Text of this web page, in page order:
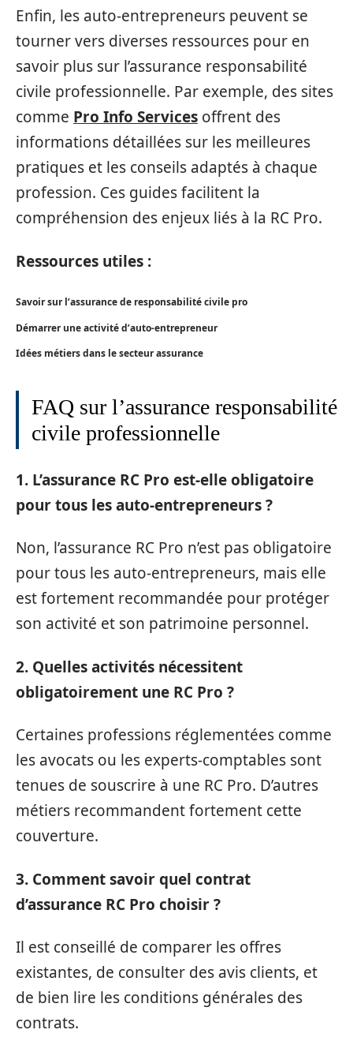
Enfin, les auto-entrepreneurs peuvent se
tourner vers diverses ressources pour en
savoir plus sur l’assurance responsabilité
civile professionnelle. Par exemple, des sites
comme Pro Info Services offrent des
informations détaillées sur les meilleures
pratiques et les conseils adaptés à chaque
profession. Ces guides facilitent la
compréhension des enjeux liés à la RC Pro.
Ressources utiles :
Savoir sur l’assurance de responsabilité civile pro
Démarrer une activité d’auto-entrepreneur
Idées métiers dans le secteur assurance
FAQ sur l’assurance responsabilité
civile professionnelle
1. L’assurance RC Pro est-elle obligatoire
pour tous les auto-entrepreneurs ?
Non, l’assurance RC Pro n’est pas obligatoire
pour tous les auto-entrepreneurs, mais elle
est fortement recommandée pour protéger
son activité et son patrimoine personnel.
2. Quelles activités nécessitent
obligatoirement une RC Pro ?
Certaines professions réglementées comme
les avocats ou les experts-comptables sont
tenues de souscrire à une RC Pro. D’autres
métiers recommandent fortement cette
couverture.
3. Comment savoir quel contrat
d’assurance RC Pro choisir ?
Il est conseillé de comparer les offres
existantes, de consulter des avis clients, et
de bien lire les conditions générales des
contrats.